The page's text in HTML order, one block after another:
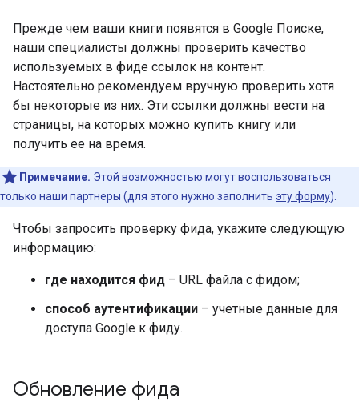
Прежде чем ваши книги появятся в Google Поиске,
наши специалисты должны проверить качество
используемых в фиде ссылок на контент.
Настоятельно рекомендуем вручную проверить хотя
бы некоторые из них. Эти ссылки должны вести на
страницы, на которых можно купить книгу или
получить ее на время.
Примечание. Этой возможностью могут воспользоваться
только наши партнеры (для этого нужно заполнить эту форму).
Чтобы запросить проверку фида, укажите следующую
информацию:
где находится фид – URL файла с фидом;
способ аутентификации – учетные данные для
доступа Google к фиду.
Обновление фида